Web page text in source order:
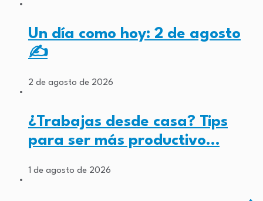
Un día como hoy: 2 de agosto
✍️
2 de agosto de 2026
¿Trabajas desde casa? Tips
para ser más productivo…
1 de agosto de 2026